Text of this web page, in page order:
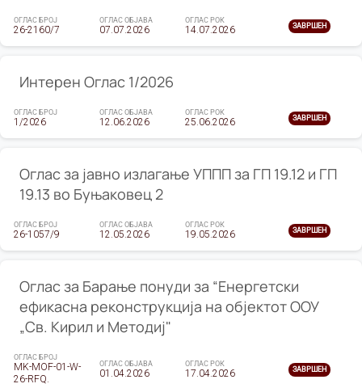
ОГЛАС БРОЈ
26-2160/7
ОГЛАС ОБЈАВА
07.07.2026
ОГЛАС РОК
14.07.2026 ЗАВРШЕН
Интерен Оглас 1/2026
ОГЛАС БРОЈ
1/2026
ОГЛАС ОБЈАВА
12.06.2026
ОГЛАС РОК
25.06.2026 ЗАВРШЕН
Оглас за јавно излагање УППП за ГП 19.12 и ГП
19.13 во Буњаковец 2
ОГЛАС БРОЈ
26-1057/9
ОГЛАС ОБЈАВА
12.05.2026
ОГЛАС РОК
19.05.2026 ЗАВРШЕН
Оглас за Барање понуди за “Енергетски
ефикасна реконструкција на објектот ООУ
„Св. Кирил и Методиј"
ОГЛАС БРОЈ
MK-MOF-01-W-
26-RFQ.
ОГЛАС ОБЈАВА
01.04.2026
ОГЛАС РОК
17.04.2026 ЗАВРШЕН